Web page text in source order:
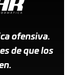
ofensiva.
de que los